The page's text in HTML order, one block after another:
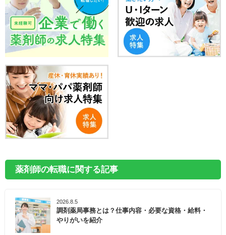
薬剤師の転職に関する記事
2026.8.5
調剤薬局事務とは？仕事内容・必要な資格・給料・
やりがいを紹介